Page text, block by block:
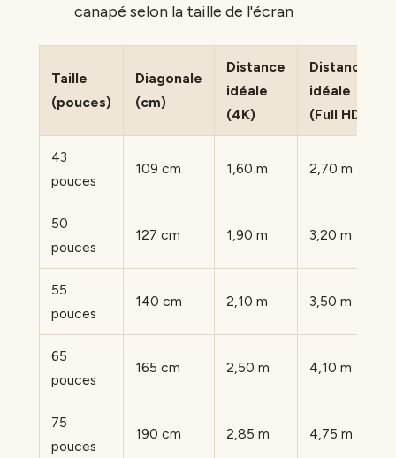
canapé selon la taille de l'écran
Taille
(pouces)
Diagonale
(cm)
Distance
idéale
(4K)
Distance
idéale
(Full HD)
43
pouces
109 cm 1,60 m 2,70 m
50
pouces
127 cm 1,90 m 3,20 m
55
pouces
140 cm 2,10 m 3,50 m
65
pouces
165 cm 2,50 m 4,10 m
75
pouces
190 cm 2,85 m 4,75 m